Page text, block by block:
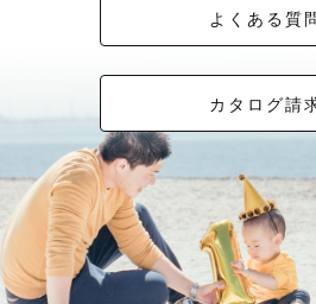
よくある質
カタログ請